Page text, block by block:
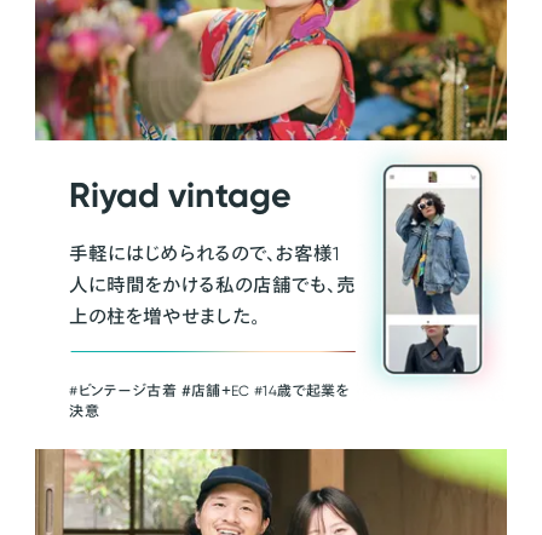
Riyad vintage
手軽にはじめられるので、お客様1
人に時間をかける私の店舗でも、売
上の柱を増やせました。
#ビンテージ古着 ＃店舗＋EC #14歳で起業を
決意